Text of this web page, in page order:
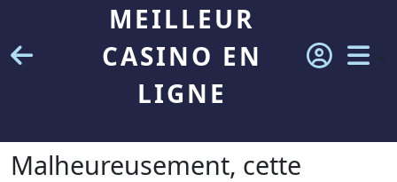
MEILLEUR
CASINO EN
LIGNE
Malheureusement, cette